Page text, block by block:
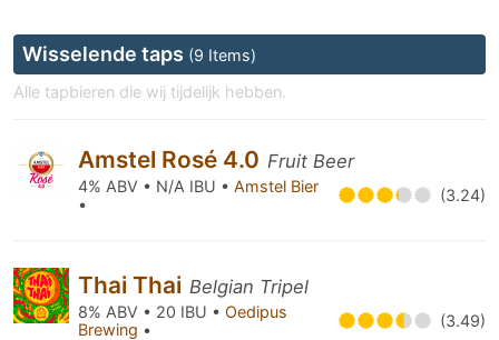
Wisselende taps (9 Items)
Alle tapbieren die wij tijdelijk hebben.
Amstel Rosé 4.0 Fruit Beer
4% ABV • N/A IBU • Amstel Bier
•
(3.24)
Thai Thai Belgian Tripel
8% ABV • 20 IBU • Oedipus
Brewing • (3.49)